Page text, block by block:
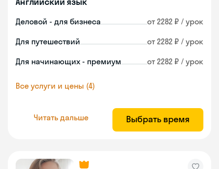
Деловой - для бизнеса от 2282 ₽ / урок
Для путешествий от 2282 ₽ / урок
Для начинающих - премиум от 2282 ₽ / урок
Все услуги и цены (4)
Читать дальше Выбрать время